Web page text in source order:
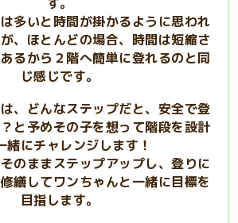
多いと時間が掛かるように思われ
、ほとんどの場合、時間は短縮さ
るから２階へ簡単に登れるのと同
じ感じです。
、どんなステップだと、安全で登
と予めその子を想って階段を設計
緒にチャレンジします！
のままステップアップし、登りに
繕してワンちゃんと一緒に目標を
目指します。